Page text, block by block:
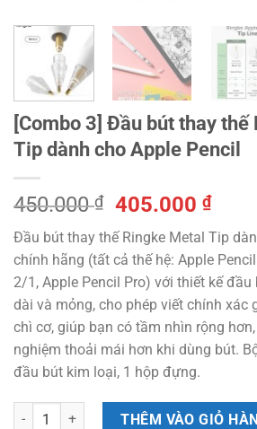
[Combo 3] Đầu bút thay
Tip dành cho Apple Pencil
450.000₫
Giá
gốc
là:
450.000 ₫.
405.000₫Giá
hiện
tại
là:
Đầu bút thay thế Ringke Metal Tip
chính hãng (tất cả thế hệ: Apple Pencil
2/1, Apple Pencil Pro) với thiết kế
dài và mỏng, cho phép viết chính xác
chì cơ, giúp bạn có tầm nhìn rộng
nghiệm thoải mái hơn khi dùng bút.
đầu bút kim loại, 1 hộp đựng.
[Combo 3] Đầu bút thay thế Ringke Metal
THÊM VÀO GIỎ